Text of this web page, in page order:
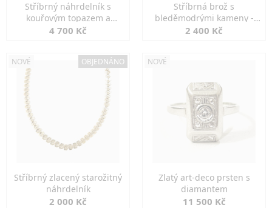
Stříbrný náhrdelník s
kouřovým topazem a
markazity
4 700 Kč
Stříbrná brož s
bleděmodrými kameny -
jemná elegance
2 400 Kč
NOVÉ OBJEDNÁNO
Stříbrný zlacený starožitný
náhrdelník
2 000 Kč
NOVÉ
Zlatý art-deco prsten s
diamantem
11 500 Kč